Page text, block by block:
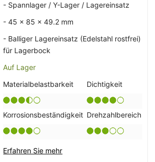
- Spannlager / Y-Lager / Lagereinsatz
- 45 x 85 x 49.2 mm
- Balliger Lagereinsatz (Edelstahl rostfrei)
für Lagerbock
Auf Lager
Materialbelastbarkeit
Dichtigkeit
Korrosionsbeständigkeit Drehzahlbereich
Erfahren Sie mehr